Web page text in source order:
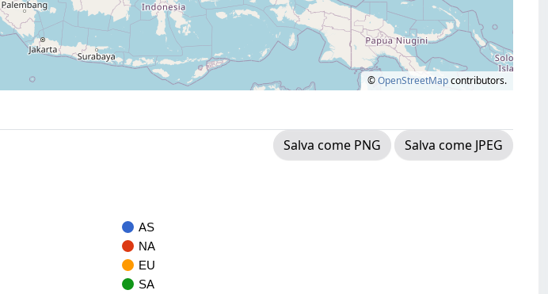
©OpenStreetMapcontributors.
Salva come PNG
Salva come JPEG
AS
NA
EU
SA